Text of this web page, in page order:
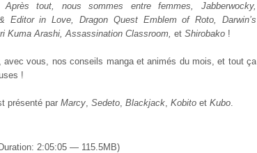
Après tout, nous sommes entre femmes, Jabberwocky,
Editor in Love, Dragon Quest Emblem of Roto, Darwin’s
Kuma Arashi, Assassination Classroom, et Shirobako !
avec vous, nos conseils manga et animés du mois, et tout ça
!
présenté par Marcy, Sedeto, Blackjack, Kobito et Kubo.
2:05:05 — 115.5MB)